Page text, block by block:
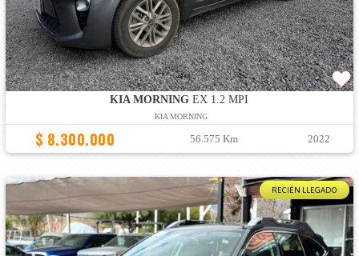
KIA MORNING EX 1.2 MPI
KIA MORNING
$ 8.300.000 56.575 Km 2022
RECIÉN LLEGADO